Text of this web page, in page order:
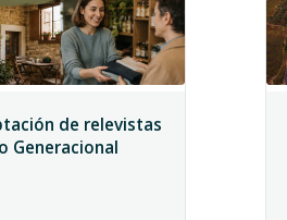
de relevistas
Generacional